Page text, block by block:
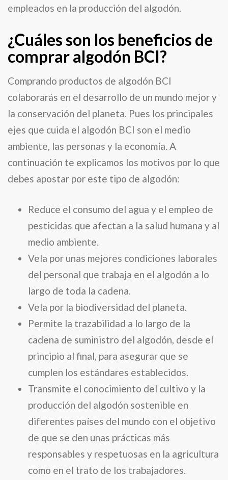
empleados en la producción del algodón.
¿Cuáles son los beneficios de
comprar algodón BCI?
Comprando productos de algodón BCI
colaborarás en el desarrollo de un mundo mejor y
la conservación del planeta. Pues los principales
ejes que cuida el algodón BCI son el medio
ambiente, las personas y la economía. A
continuación te explicamos los motivos por lo que
debes apostar por este tipo de algodón:
Reduce el consumo del agua y el empleo de
pesticidas que afectan a la salud humana y al
medio ambiente.
Vela por unas mejores condiciones laborales
del personal que trabaja en el algodón a lo
largo de toda la cadena.
Vela por la biodiversidad del planeta.
Permite la trazabilidad a lo largo de la
cadena de suministro del algodón, desde el
principio al final, para asegurar que se
cumplen los estándares establecidos.
Transmite el conocimiento del cultivo y la
producción del algodón sostenible en
diferentes países del mundo con el objetivo
de que se den unas prácticas más
responsables y respetuosas en la agricultura
como en el trato de los trabajadores.